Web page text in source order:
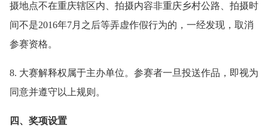
摄地点不在重庆辖区内、拍摄内容非重庆乡村公路、拍摄时
间不是2016年7月之后等弄虚作假行为的，一经发现，取消
参赛资格。
8. 大赛解释权属于主办单位。参赛者一旦投送作品，即视为
同意并遵守以上规则。
四、奖项设置